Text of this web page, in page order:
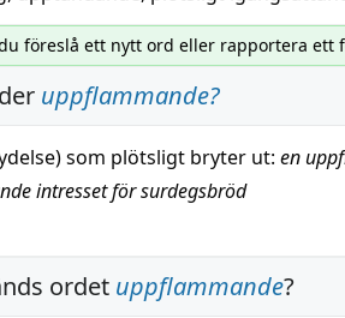
föreslå ett nytt ord eller rapportera ett
uppflammande?
som plötsligt bryter ut: en
intresset försurdegsbröd
ordet uppflammande?